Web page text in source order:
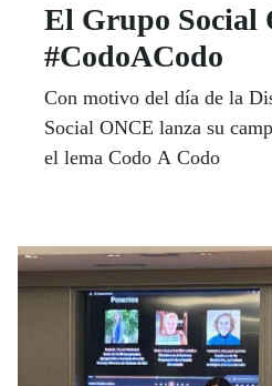
El Grupo Social
#CodoACodo
Con motivo del día de la
Social ONCE lanza su
el lema Codo A Codo